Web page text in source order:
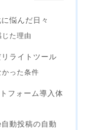
悩んだ日々
た理由
ライトツール
った条件
フォーム導入体
動投稿の自動